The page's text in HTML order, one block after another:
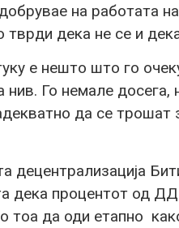
на работата
дека не се и
е нешто што го
нив. Го немале
да се трошат
децентрализација
дека процентот од
тоа да оди етапно